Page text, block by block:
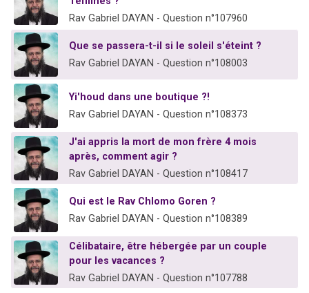
Rav Gabriel DAYAN - Question n°107960
Que se passera-t-il si le soleil s'éteint ?
Rav Gabriel DAYAN - Question n°108003
Yi'houd dans une boutique ?!
Rav Gabriel DAYAN - Question n°108373
J'ai appris la mort de mon frère 4 mois
après, comment agir ?
Rav Gabriel DAYAN - Question n°108417
Qui est le Rav Chlomo Goren ?
Rav Gabriel DAYAN - Question n°108389
Célibataire, être hébergée par un couple
pour les vacances ?
Rav Gabriel DAYAN - Question n°107788